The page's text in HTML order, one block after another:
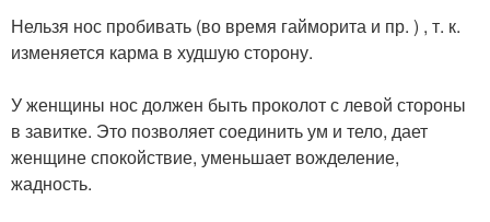
Нельзя нос пробивать (во время гайморита и пр. ) , т. к.
изменяется карма в худшую сторону.
У женщины нос должен быть проколот с левой стороны
в завитке. Это позволяет соединить ум и тело, дает
женщине спокойствие, уменьшает вожделение,
жадность.